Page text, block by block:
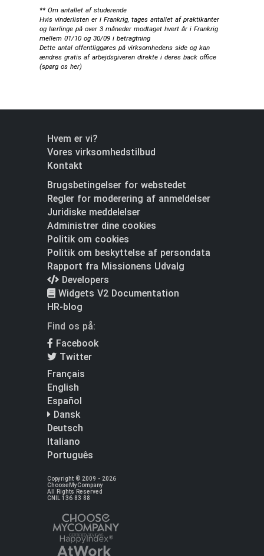
** Om antallet af studerende
Hvis vinderlisten er i Frankrig, tages antallet af praktikanter
og lærlinge på over 3 måneder modtaget hvert år i Frankrig
mellem 01/10 og 30/09 i betragtning
Dette antal offentliggøres på virksomhedens side og kan
ændres gratis af arbejdsgiveren direkte i deres back office
(spørg os her)
Hvem er vi?
Vores virksomhedstilbud
Kontakt
Brugsbetingelser for webstedet
Regler for moderering af anmeldelser
Juridiske meddelelser
Administrer dine cookies
Politik om cookies
Politik om beskyttelse af persondata
Rapport fra Missionens Udvalg
Developers
Widgets V2 Documentation
HR-blog
Find os på:
Facebook
Twitter
Français
English
Español
Dansk
Deutsch
Italiano
Português
Copyright © 2009 - 2026
ChooseMyCompany
All Rights Reserved
CNIL 136 83 88